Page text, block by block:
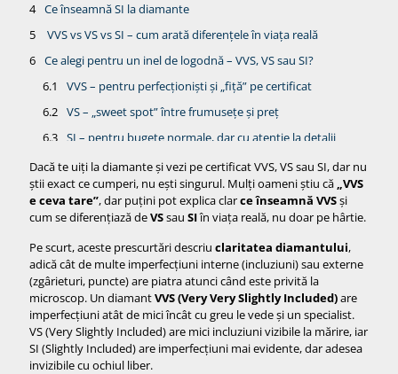
Ce înseamnă SI la diamante
VVS vs VS vs SI – cum arată diferențele în viața reală
Ce alegi pentru un inel de logodnă – VVS, VS sau SI?
VVS – pentru perfecționiști și „fiță” pe certificat
VS – „sweet spot” între frumusețe și preț
SI – pentru bugete normale, dar cu atenție la detalii
VVS vs VS vs SI – ce contează mai mult decât claritatea
Cum să alegi corect între VVS, VS și SI – în funcție de tine
Dacă vrei „perfecțiune” și nu te uiți obsesiv la buget:
Dacă vrei echilibru puternic preț–calitate:
Dacă vrei mărime maximă pentru bani rezonabili:
Concluzie – ce înseamnă VVS cu adevărat pentru tine
Dacă te uiți la diamante și vezi pe certificat VVS, VS sau SI, dar nu
știi exact ce cumperi, nu ești singurul. Mulți oameni știu că „VVS
e ceva tare”, dar puțini pot explica clarce înseamnă VVSși
cum se diferențiază deVSsau SIîn viața reală, nu doar pe hârtie.
Pe scurt, aceste prescurtări descriu claritatea diamantului,
adică cât de multe imperfecțiuni interne (incluziuni) sau externe
(zgârieturi, puncte) are piatra atunci când este privită la
microscop. Un diamantVVS (Very Very Slightly Included)are
imperfecțiuni atât de mici încât cu greu le vede și un specialist.
VS (Very Slightly Included) are mici incluziuni vizibile la mărire, iar
SI (Slightly Included) are imperfecțiuni mai evidente, dar adesea
invizibile cu ochiul liber.